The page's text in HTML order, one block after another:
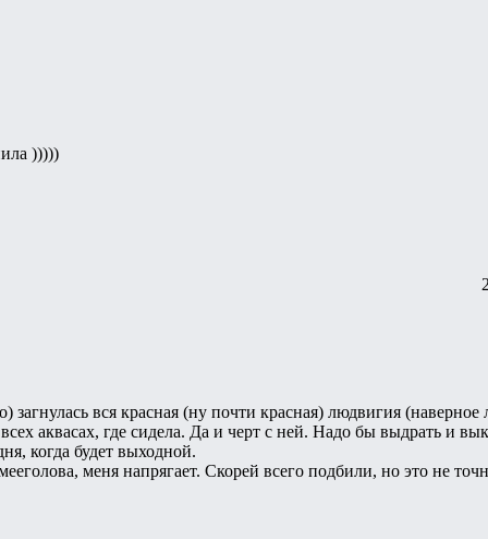
)))))
загнулась вся красная (ну почти красная) людвигия
всех аквасах, где сидела. Да и черт с ней. Надо бы выдрать и
когда будет выходной.
меня напрягает. Скорей всего подбили, но это не